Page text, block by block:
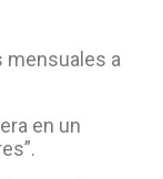
a
en un